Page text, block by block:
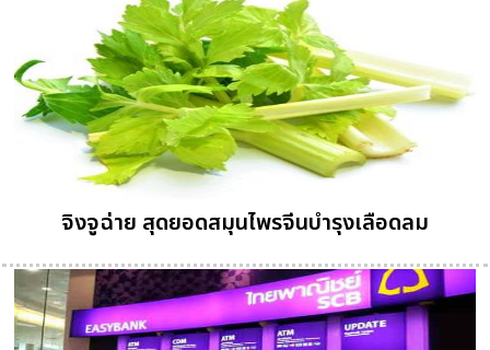
จิงจูฉ่าย สุดยอดสมุนไพรจีนบำรุงเลือดลม